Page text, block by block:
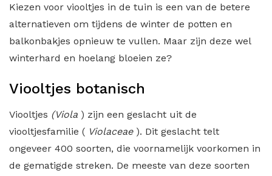
Kiezen voor viooltjes in de tuin is een van de betere
alternatieven om tijdens de winter de potten en
balkonbakjes opnieuw te vullen. Maar zijn deze wel
winterhard en hoelang bloeien ze?
Viooltjes botanisch
Viooltjes (Viola ) zijn een geslacht uit de
viooltjesfamilie ( Violaceae ). Dit geslacht telt
ongeveer 400 soorten, die voornamelijk voorkomen in
de gematigde streken. De meeste van deze soorten